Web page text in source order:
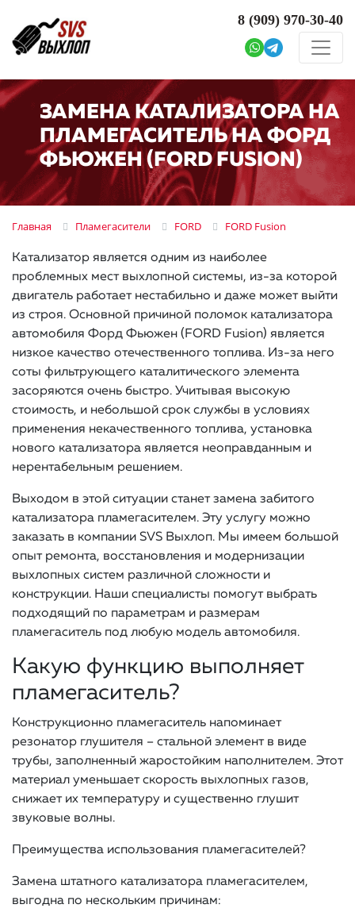
8 (909) 970-30-40
ЗАМЕНА КАТАЛИЗАТОРА НА
ПЛАМЕГАСИТЕЛЬ НА ФОРД
ФЬЮЖЕН (FORD FUSION)
Главная Пламегасители FORD FORD Fusion
Катализатор является одним из наиболее
проблемных мест выхлопной системы, из-за которой
двигатель работает нестабильно и даже может выйти
из строя. Основной причиной поломок катализатора
автомобиля Форд Фьюжен (FORD Fusion) является
низкое качество отечественного топлива. Из-за него
соты фильтрующего каталитического элемента
засоряются очень быстро. Учитывая высокую
стоимость, и небольшой срок службы в условиях
применения некачественного топлива, установка
нового катализатора является неоправданным и
нерентабельным решением.
Выходом в этой ситуации станет замена забитого
катализатора пламегасителем. Эту услугу можно
заказать в компании SVS Выхлоп. Мы имеем большой
опыт ремонта, восстановления и модернизации
выхлопных систем различной сложности и
конструкции. Наши специалисты помогут выбрать
подходящий по параметрам и размерам
пламегаситель под любую модель автомобиля.
Какую функцию выполняет
пламегаситель?
Конструкционно пламегаситель напоминает
резонатор глушителя – стальной элемент в виде
трубы, заполненный жаростойким наполнителем. Этот
материал уменьшает скорость выхлопных газов,
снижает их температуру и существенно глушит
звуковые волны.
Преимущества использования пламегасителей?
Замена штатного катализатора пламегасителем,
выгодна по нескольким причинам: